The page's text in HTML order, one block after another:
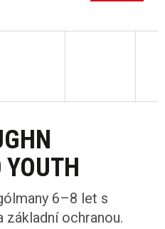
6–8 let s
základní ochranou.